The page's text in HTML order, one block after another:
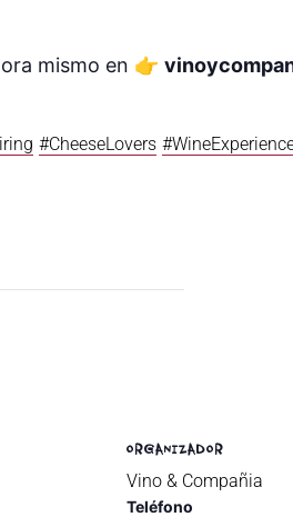
mismo en 👉
#CheeseLovers
ORGANIZADOR
Vino & Compañia
Teléfono